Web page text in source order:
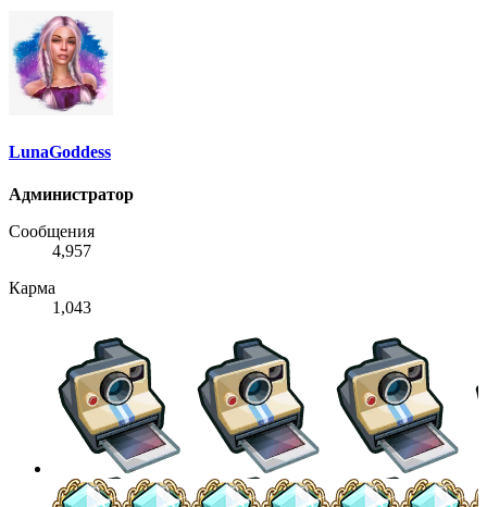
LunaGoddess
Администратор
Сообщения
4,957
Карма
1,043